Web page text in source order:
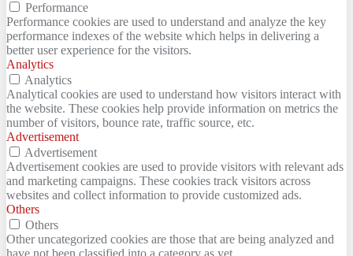
Performance
Performance cookies are used to understand and analyze the key
performance indexes of the website which helps in delivering a
better user experience for the visitors.
Analytics
Analytics
Analytical cookies are used to understand how visitors interact with
the website. These cookies help provide information on metrics the
number of visitors, bounce rate, traffic source, etc.
Advertisement
Advertisement
Advertisement cookies are used to provide visitors with relevant ads
and marketing campaigns. These cookies track visitors across
websites and collect information to provide customized ads.
Others
Others
Other uncategorized cookies are those that are being analyzed and